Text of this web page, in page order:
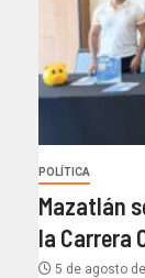
POLÍTICA
Mazatlán
la Carrera
5 de agosto